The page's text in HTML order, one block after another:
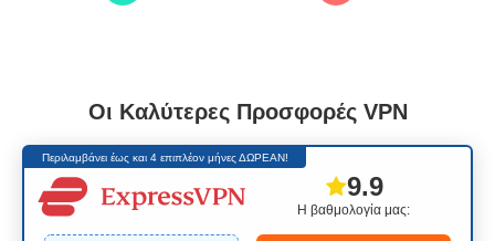
Οι Καλύτερες Προσφορές VPN
Περιλαμβάνει έως και 4 επιπλέον μήνες ΔΩΡΕΑΝ!
Η βαθμολογία μας:
9.9